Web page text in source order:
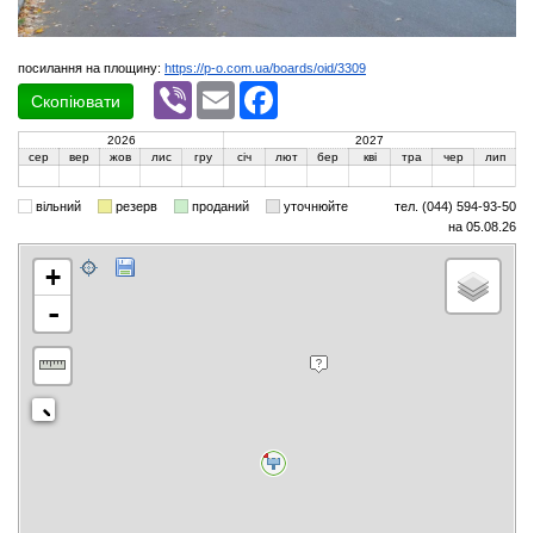
посилання на площину: https://p-o.com.ua/boards/oid/3309
Скопіювати
Viber Email
2026
2027
сер
вер жов лис гру січ лют бер кві тра чер лип
вільний резерв проданий уточнюйте
тел. (044) 594-93-50
на 05.08.26
+
-